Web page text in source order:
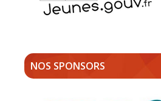
NOS SPONSORS